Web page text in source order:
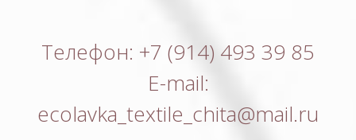
Телефон: +7 (914) 493 39 85
E-mail:
ecolavka_textile_chita@mail.ru